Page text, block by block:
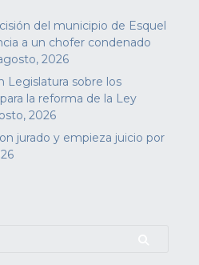
del municipio de Esquel
a un chofer condenado
2026
Legislatura sobre los
la reforma de la Ley
2026
jurado y empieza juicio por